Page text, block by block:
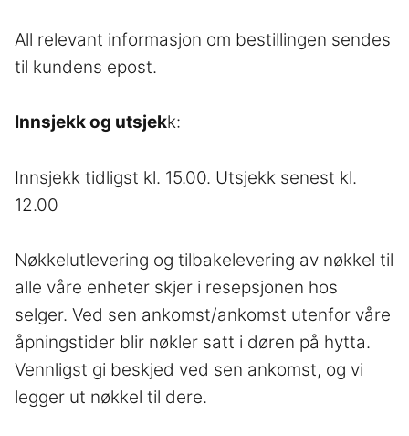
All relevant informasjon om bestillingen sendes
til kundens epost.
Innsjekk og utsjekk:
Innsjekk tidligst kl. 15.00. Utsjekk senest kl.
12.00
Nøkkelutlevering og tilbakelevering av nøkkel til
alle våre enheter skjer i resepsjonen hos
selger. Ved sen ankomst/ankomst utenfor våre
åpningstider blir nøkler satt i døren på hytta.
Vennligst gi beskjed ved sen ankomst, og vi
legger ut nøkkel til dere.